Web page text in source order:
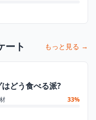
ート もっと見る →
どう食べる派?
33%